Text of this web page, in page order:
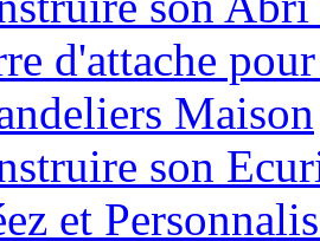
d'attache
Maison
son
et